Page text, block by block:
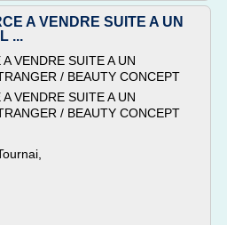
A VENDRE SUITE A UN
...
VENDRE SUITE A UN
/ BEAUTY CONCEPT
VENDRE SUITE A UN
/ BEAUTY CONCEPT